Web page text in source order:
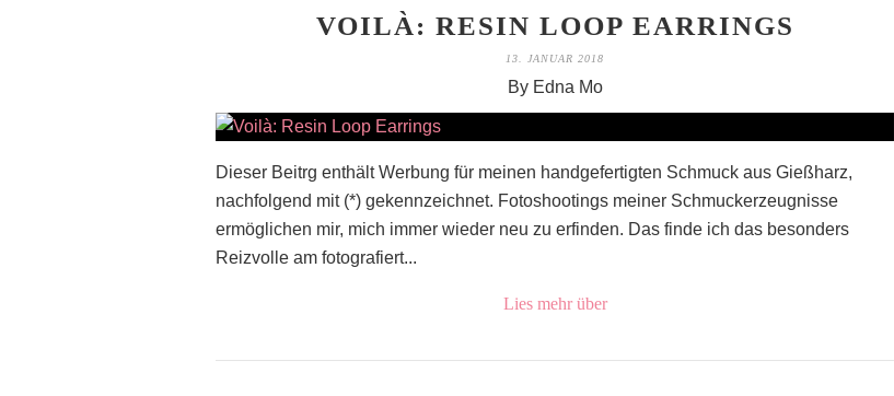
VOILÀ: RESIN LOOP EARRINGS
13. JANUAR 2018
By Edna Mo
Dieser Beitrg enthält Werbung für meinen handgefertigten Schmuck aus Gießharz,
nachfolgend mit (*) gekennzeichnet. Fotoshootings meiner Schmuckerzeugnisse
ermöglichen mir, mich immer wieder neu zu erfinden. Das finde ich das besonders
Reizvolle am fotografiert...
Lies mehr über